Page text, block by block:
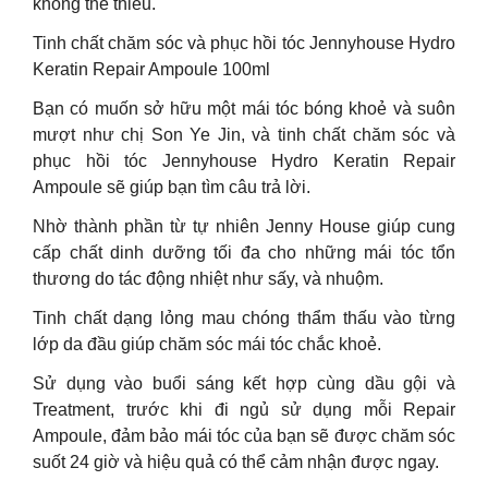
không thể thiếu.
Tinh chất chăm sóc và phục hồi tóc Jennyhouse Hydro
Keratin Repair Ampoule 100ml
Bạn có muốn sở hữu một mái tóc bóng khoẻ và suôn
mượt như chị Son Ye Jin, và tinh chất chăm sóc và
phục hồi tóc Jennyhouse Hydro Keratin Repair
Ampoule sẽ giúp bạn tìm câu trả lời.
Nhờ thành phần từ tự nhiên Jenny House giúp cung
cấp chất dinh dưỡng tối đa cho những mái tóc tổn
thương do tác động nhiệt như sấy, và nhuộm.
Tinh chất dạng lỏng mau chóng thẩm thấu vào từng
lớp da đầu giúp chăm sóc mái tóc chắc khoẻ.
Sử dụng vào buổi sáng kết hợp cùng dầu gội và
Treatment, trước khi đi ngủ sử dụng mỗi Repair
Ampoule, đảm bảo mái tóc của bạn sẽ được chăm sóc
suốt 24 giờ và hiệu quả có thể cảm nhận được ngay.